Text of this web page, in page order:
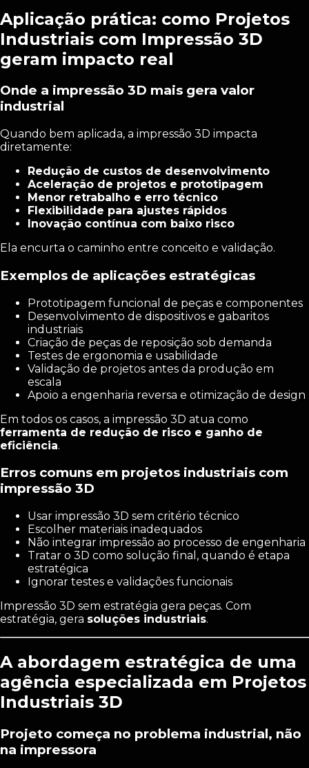
Aplicação prática: como Projetos
Industriais com Impressão 3D
geram impacto real
Onde a impressão 3D mais gera valor
industrial
Quando bem aplicada, a impressão 3D impacta
diretamente:
Redução de custos de desenvolvimento
Aceleração de projetos e prototipagem
Menor retrabalho e erro técnico
Flexibilidade para ajustes rápidos
Inovação contínua com baixo risco
Ela encurta o caminho entre conceito e validação.
Exemplos de aplicações estratégicas
Prototipagem funcional de peças e componentes
Desenvolvimento de dispositivos e gabaritos
industriais
Criação de peças de reposição sob demanda
Testes de ergonomia e usabilidade
Validação de projetos antes da produção em
escala
Apoio a engenharia reversa e otimização de design
Em todos os casos, a impressão 3D atua como
ferramenta de redução de risco e ganho de
eficiência.
Erros comuns em projetos industriais com
impressão 3D
Usar impressão 3D sem critério técnico
Escolher materiais inadequados
Não integrar impressão ao processo de engenharia
Tratar o 3D como solução final, quando é etapa
estratégica
Ignorar testes e validações funcionais
Impressão 3D sem estratégia gera peças. Com
estratégia, gera soluções industriais.
A abordagem estratégica de uma
agência especializada em Projetos
Industriais 3D
Projeto começa no problema industrial, não
na impressora